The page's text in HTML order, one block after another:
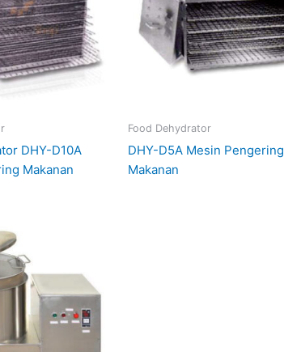
DHY-D10A
Makanan
Food Dehydrator
DHY-D5A Mesin Pengering
Makanan